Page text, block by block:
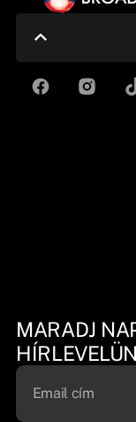
MARADJ